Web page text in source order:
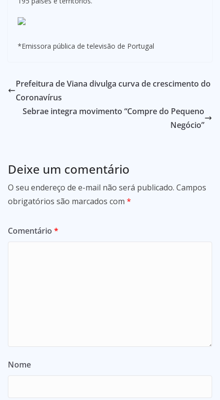
*Emissora pública de televisão de Portugal
Prefeitura de Viana divulga curva de crescimento do
Coronavírus
Sebrae integra movimento “Compre do Pequeno
Negócio”
Deixe um comentário
O seu endereço de e-mail não será publicado. Campos
obrigatórios são marcados com *
Comentário *
Nome